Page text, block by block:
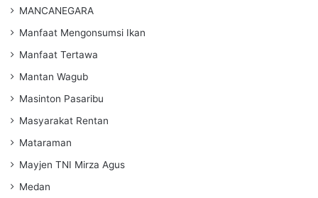
MANCANEGARA
Manfaat Mengonsumsi Ikan
Manfaat Tertawa
Mantan Wagub
Masinton Pasaribu
Masyarakat Rentan
Mataraman
Mayjen TNI Mirza Agus
Medan